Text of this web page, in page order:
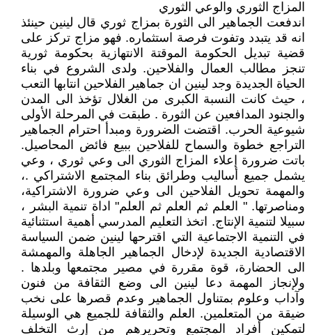
المزاج الثوري والوعي الثوري
اندفعت الجماهير الى الثورة بمزاج ثوري قال لينين حينئذ
انه قد يتبدد وتفوت فرصة استثماره. فهو مزاج تركز على
قضية تبديل الحكومة الموقتة الانتهازية بحكومة ثورية
تنجز مطالب العمال والفلاحين. ولدى الشروع في بناء
الحياة الجديدة وجد لينين ان جماهير الفلاحين انتابها التعب
، حيث كانت النسبة الكبرى من الغلال تؤخذ الى المدن
والجنود المدافعين عن الثورة . طبقت في المرحلة الأولى
شيوعية الحرب. اقتضت الضرورة ومبدأ احترام الجماهير
التراجع خطوة والسماح للفلاحين ببيع فائض المحاصيل.
باتت ضرورة إعلاء المزاج الثوري الى وعي ثوري ، وعي
يشمل جميع أساليب وطرائق بناء المجتمع الاشتراكي .،
والمهمة تحويل الفلاحين الى وعي ضرورة الاشتراكية،
ومناصرتها. " العلم ثم العلم ثم العلم" اداة تنمية البشر ،
سبيلا لتنمية الإنتاج. اتخذ التعليم المدرسي أهمية استثنائية
في التنمية الاجتماعية التي اقترحها لينين ضمن السياسة
الاقتصادية الجديدة لإدخال الجماهير الجاهلة والمهمشة
الى الحضارة، قوة مقررة في مصير مجتمعها وبلدها .
ولإنجاز المهمة دعا لينين الى وضع الثقافة من فنون
وآداب وعلوم بمتناول الجماهير وعدم قصرها على نخب
ضيقة من المتعلمين. العلم والثقافة للجميع هي الوسيلة
لتمكين أفراد المجتمع وتحريرهم من إرث التخلف